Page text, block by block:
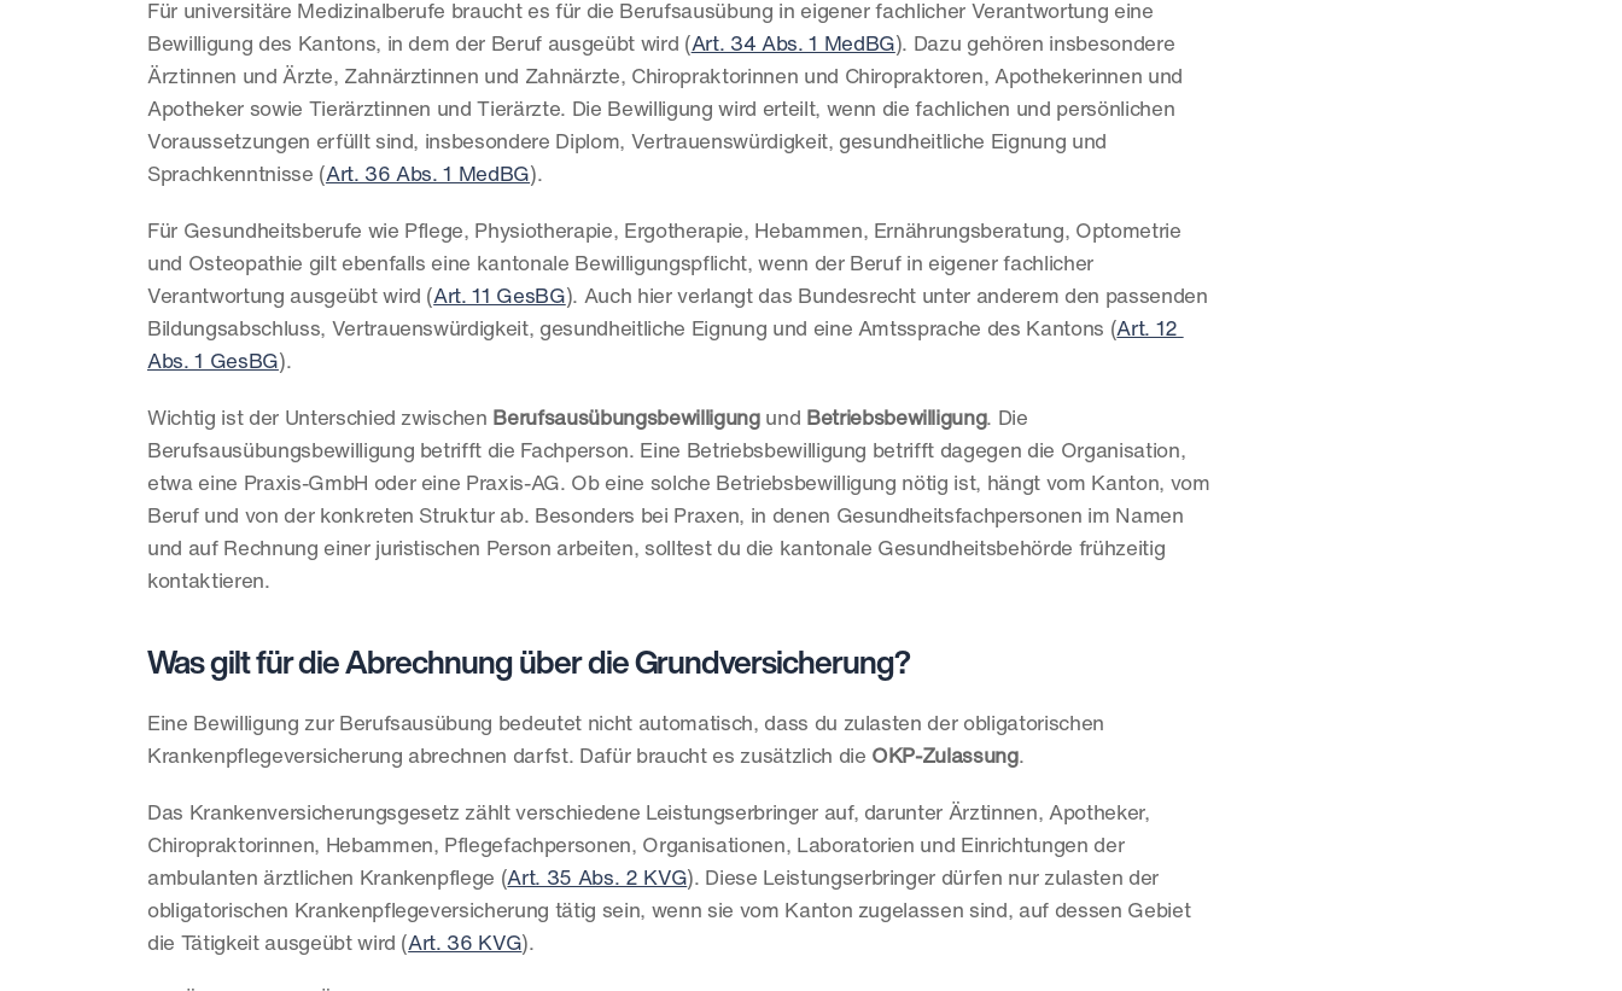
Für universitäre Medizinalberufe braucht es für die Berufsausübung in eigener fachlicher Verantwortung eine
Bewilligung des Kantons, in dem der Beruf ausgeübt wird (Art. 34 Abs. 1 MedBG). Dazu gehören insbesondere
Ärztinnen und Ärzte, Zahnärztinnen und Zahnärzte, Chiropraktorinnen und Chiropraktoren, Apothekerinnen und
Apotheker sowie Tierärztinnen und Tierärzte. Die Bewilligung wird erteilt, wenn die fachlichen und persönlichen
Voraussetzungen erfüllt sind, insbesondere Diplom, Vertrauenswürdigkeit, gesundheitliche Eignung und
Sprachkenntnisse (Art. 36 Abs. 1 MedBG).
Für Gesundheitsberufe wie Pflege, Physiotherapie, Ergotherapie, Hebammen, Ernährungsberatung, Optometrie
und Osteopathie gilt ebenfalls eine kantonale Bewilligungspflicht, wenn der Beruf in eigener fachlicher
Verantwortung ausgeübt wird (Art. 11 GesBG). Auch hier verlangt das Bundesrecht unter anderem den passenden
Bildungsabschluss, Vertrauenswürdigkeit, gesundheitliche Eignung und eine Amtssprache des Kantons (Art. 12
Abs. 1 GesBG).
Wichtig ist der Unterschied zwischen Berufsausübungsbewilligung und Betriebsbewilligung. Die
Berufsausübungsbewilligung betrifft die Fachperson. Eine Betriebsbewilligung betrifft dagegen die Organisation,
etwa eine Praxis-GmbH oder eine Praxis-AG. Ob eine solche Betriebsbewilligung nötig ist, hängt vom Kanton, vom
Beruf und von der konkreten Struktur ab. Besonders bei Praxen, in denen Gesundheitsfachpersonen im Namen
und auf Rechnung einer juristischen Person arbeiten, solltest du die kantonale Gesundheitsbehörde frühzeitig
kontaktieren.
Was gilt für die Abrechnung über die Grundversicherung?
Eine Bewilligung zur Berufsausübung bedeutet nicht automatisch, dass du zulasten der obligatorischen
Krankenpflegeversicherung abrechnen darfst. Dafür braucht es zusätzlich die OKP-Zulassung.
Das Krankenversicherungsgesetz zählt verschiedene Leistungserbringer auf, darunter Ärztinnen, Apotheker,
Chiropraktorinnen, Hebammen, Pflegefachpersonen, Organisationen, Laboratorien und Einrichtungen der
ambulanten ärztlichen Krankenpflege (Art. 35 Abs. 2 KVG). Diese Leistungserbringer dürfen nur zulasten der
obligatorischen Krankenpflegeversicherung tätig sein, wenn sie vom Kanton zugelassen sind, auf dessen Gebiet
die Tätigkeit ausgeübt wird (Art. 36 KVG).